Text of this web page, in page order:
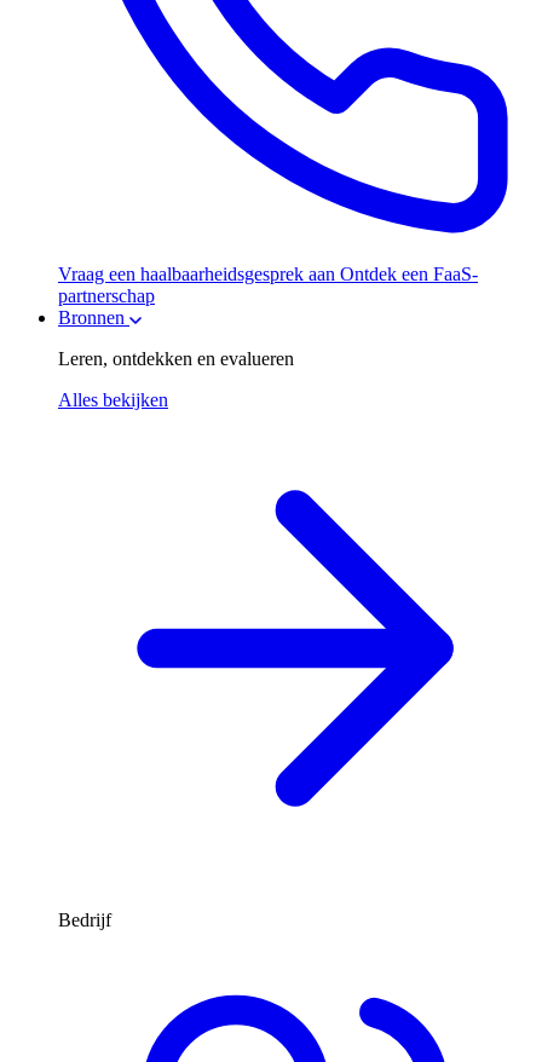
Vraag een haalbaarheidsgesprek aan Ontdek een FaaS-
partnerschap
Bronnen
Leren, ontdekken en evalueren
Alles bekijken
Bedrijf